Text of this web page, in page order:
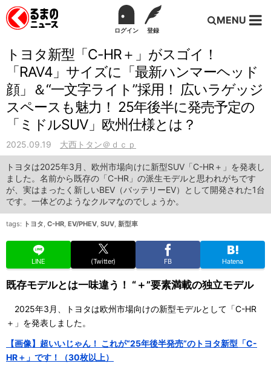
ログイン 登録
MENU
トヨタ新型「C-HR＋」がスゴイ！
「RAV4」サイズに「最新ハンマーヘッド
顔」＆“一文字ライト”採用！ 広いラゲッジ
スペースも魅力！ 25年後半に発売予定の
「ミドルSUV」欧州仕様とは？
2025.09.19 大西トタン＠ｄｃｐ
トヨタは2025年3月、欧州市場向けに新型SUV「C-HR＋」を発表し
ました。名前から既存の「C-HR」の派生モデルと思われがちです
が、実はまったく新しいBEV（バッテリーEV）として開発された1台
です。一体どのようなクルマなのでしょうか。
tags: トヨタ, C-HR, EV/PHEV, SUV, 新型車
LINE (Twitter) FB Hatena
既存モデルとは一味違う！ “＋”要素満載の独立モデル
2025年3月、トヨタは欧州市場向けの新型モデルとして「C-HR
＋」を発表しました。
【画像】超いいじゃん！ これが“25年後半発売”のトヨタ新型「C-
HR＋」です！（30枚以上）